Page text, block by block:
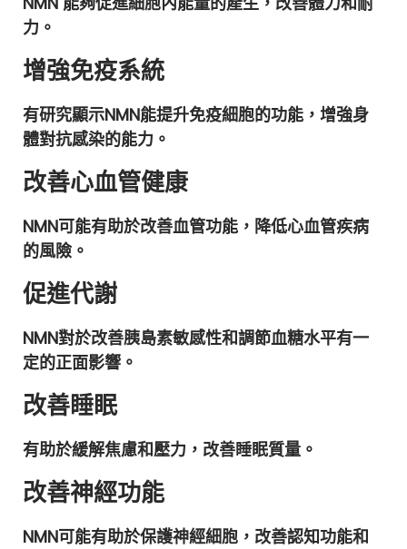
力。
增強免疫系統
有研究顯示NMN能提升免疫細胞的功能，增強身
體對抗感染的能力。
改善心血管健康
NMN可能有助於改善血管功能，降低心血管疾病
的風險。
促進代謝
NMN對於改善胰島素敏感性和調節血糖水平有一
定的正面影響。
改善睡眠
有助於緩解焦慮和壓力，改善睡眠質量。
改善神經功能
NMN可能有助於保護神經細胞，改善認知功能和